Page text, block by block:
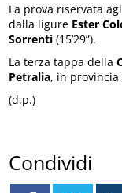
La prova riservata
dalla ligure Ester
Sorrenti (15’29”).
La terza tappa della
Petralia, in provincia
(d.p.)
Condividi